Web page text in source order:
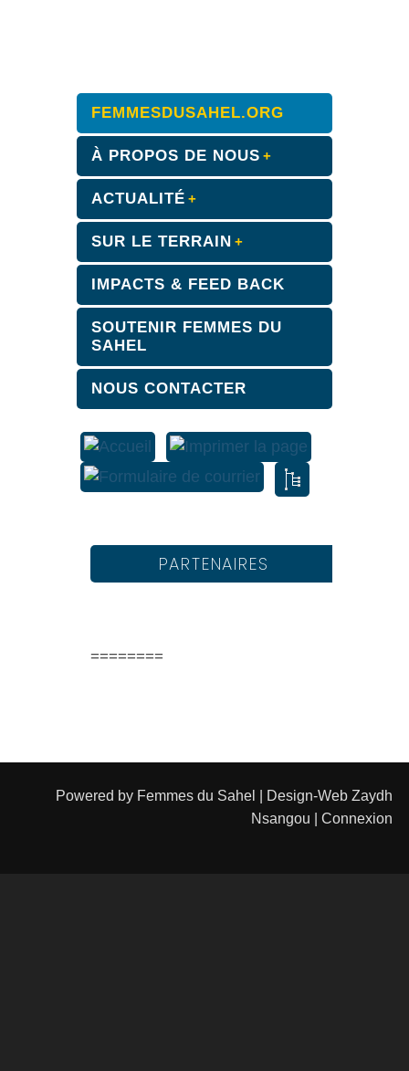
FEMMESDUSAHEL.ORG
À PROPOS DE NOUS
ACTUALITÉ
SUR LE TERRAIN
IMPACTS & FEED BACK
SOUTENIR FEMMES DU
SAHEL
NOUS CONTACTER
PARTENAIRES
========
Powered by Femmes du Sahel | Design-Web Zaydh
Nsangou |Connexion